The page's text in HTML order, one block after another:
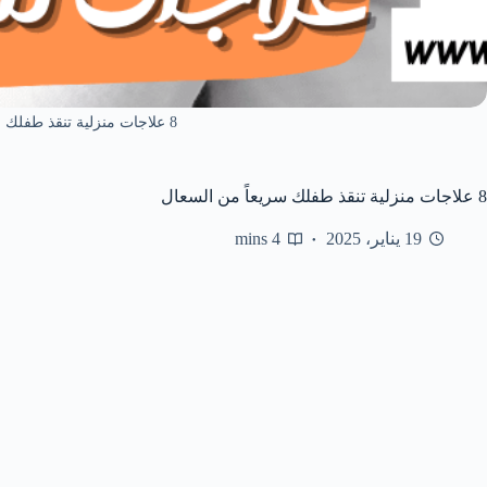
8 علاجات منزلية تنقذ طفلك سريعاً من السعال
8 علاجات منزلية تنقذ طفلك سريعاً من السعال
19 يناير، 2025 4 mins